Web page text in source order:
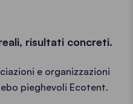
risultati concreti.
e organizzazioni
pieghevoli Ecotent.